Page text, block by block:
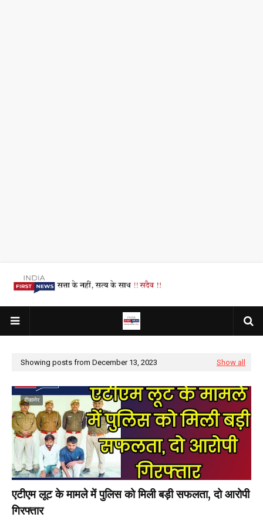
Showing posts from December 13, 2023 Show all
बीकानेर
एटीएम लूट के मामले में पुलिस को मिली बड़ी सफलता, दो आरोपी
गिरफ्तार